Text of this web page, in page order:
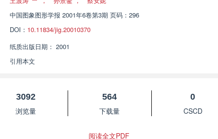
中国图象图形学报 2001年6卷第3期 页码：296
DOI： 10.11834/jig.20010370
纸质出版日期： 2001
引用本文
3092
浏览量
564
下载量
0
CSCD
阅读全文PDF